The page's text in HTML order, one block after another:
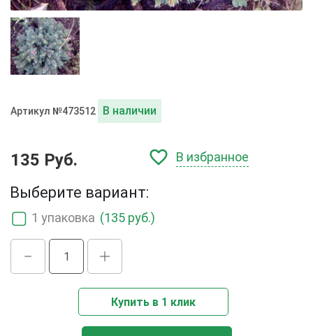
Артикул №473512 В наличии
135 Руб. В избранное
Выберите вариант:
1 упаковка (135 руб.)
Купить в 1 клик